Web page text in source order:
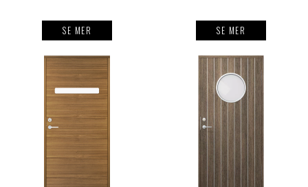
SE MER SE MER